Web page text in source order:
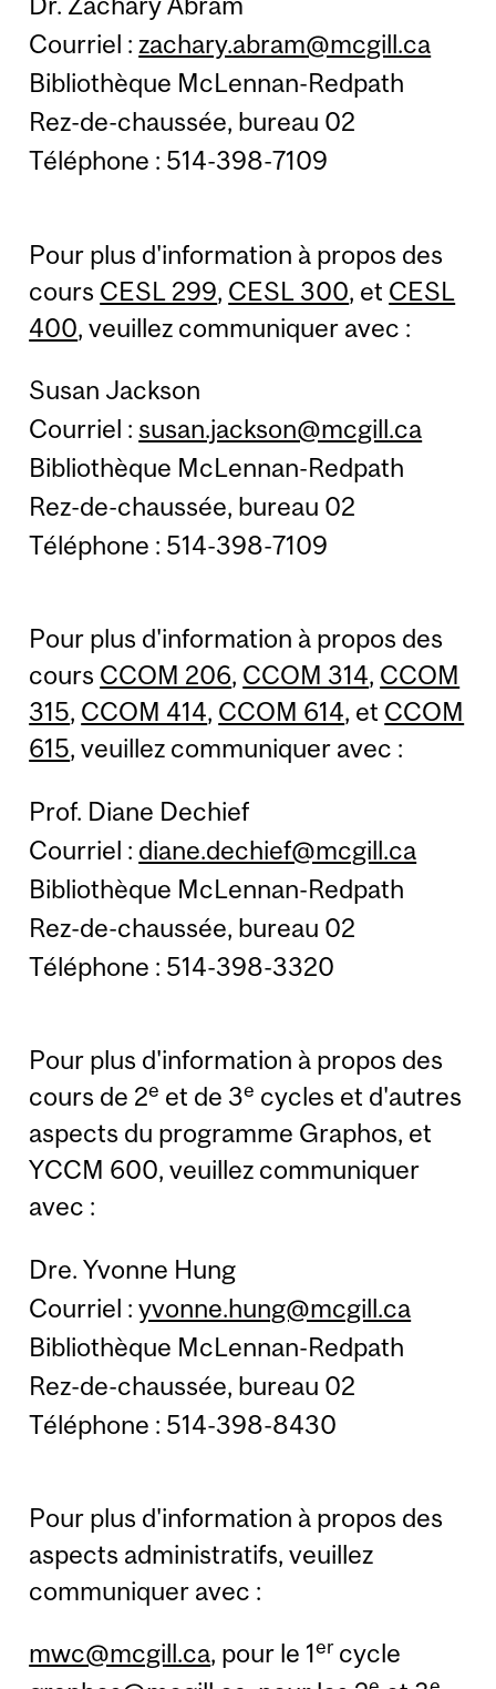
Courriel : zachary.abram@mcgill.ca
Bibliothèque McLennan-Redpath
Rez-de-chaussée, bureau 02
Téléphone : 514-398-7109
Pour plus d'information à propos des
cours CESL 299, CESL 300, et CESL
400, veuillez communiquer avec :
Susan Jackson
Courriel :susan.jackson@mcgill.ca
Bibliothèque McLennan-Redpath
Rez-de-chaussée, bureau 02
Téléphone : 514-398-7109
Pour plus d'information à propos des
cours CCOM 206, CCOM 314, CCOM
315, CCOM 414, CCOM 614, et CCOM
615, veuillez communiquer avec :
Prof. Diane Dechief
Courriel : diane.dechief@mcgill.ca
Bibliothèque McLennan-Redpath
Rez-de-chaussée, bureau 02
Téléphone : 514-398-3320
Pour plus d'information à propos des
cours de 2e et de 3e cycles et d'autres
aspects du programme Graphos, et
YCCM 600, veuillez communiquer
avec :
Dre. Yvonne Hung
Courriel :yvonne.hung@mcgill.ca
Bibliothèque McLennan-Redpath
Rez-de-chaussée, bureau 02
Téléphone : 514-398-8430
Pour plus d'information à propos des
aspects administratifs, veuillez
communiquer avec :
mwc@mcgill.ca, pour le 1ercycle